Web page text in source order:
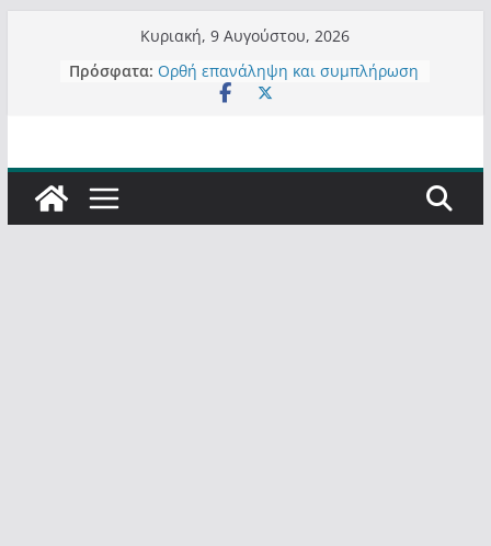
περιεχόμενο
Κυριακή, 9 Αυγούστου, 2026
Πρόσφατα: Τα μεγάλα έργα – επιτυχίες που
“μεταμορφώνουν” την Καστοριά,
Έρχεται Beer Festival & Walk in the